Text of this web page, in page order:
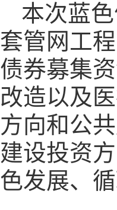
本次蓝
套管网工
债券募集
改造以及
方向和公
建设投资
色发展、